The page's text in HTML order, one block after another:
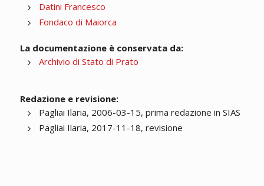
Datini Francesco
Fondaco di Maiorca
La documentazione è conservata da:
Archivio di Stato di Prato
Redazione e revisione:
Pagliai Ilaria, 2006-03-15, prima redazione in SIAS
Pagliai Ilaria, 2017-11-18, revisione